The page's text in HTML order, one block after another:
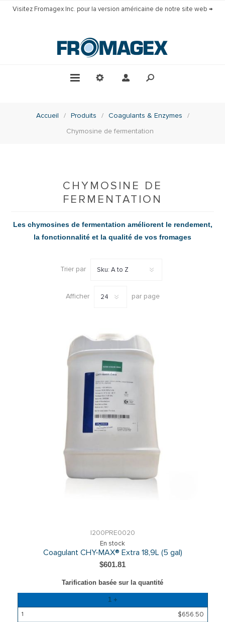
Visitez Fromagex Inc. pour la version américaine de notre site web →
Accueil / Produits / Coagulants & Enzymes
/
Chymosine de fermentation
CHYMOSINE DE
FERMENTATION
Les chymosines de fermentation améliorent le rendement,
la fonctionnalité et la qualité de vos fromages
Trier par
Afficher par page
I200PRE0020
En stock
Coagulant CHY-MAX® Extra 18,9L (5 gal)
$601.81
Tarification basée sur la quantité
Prix
1 +
$656.50